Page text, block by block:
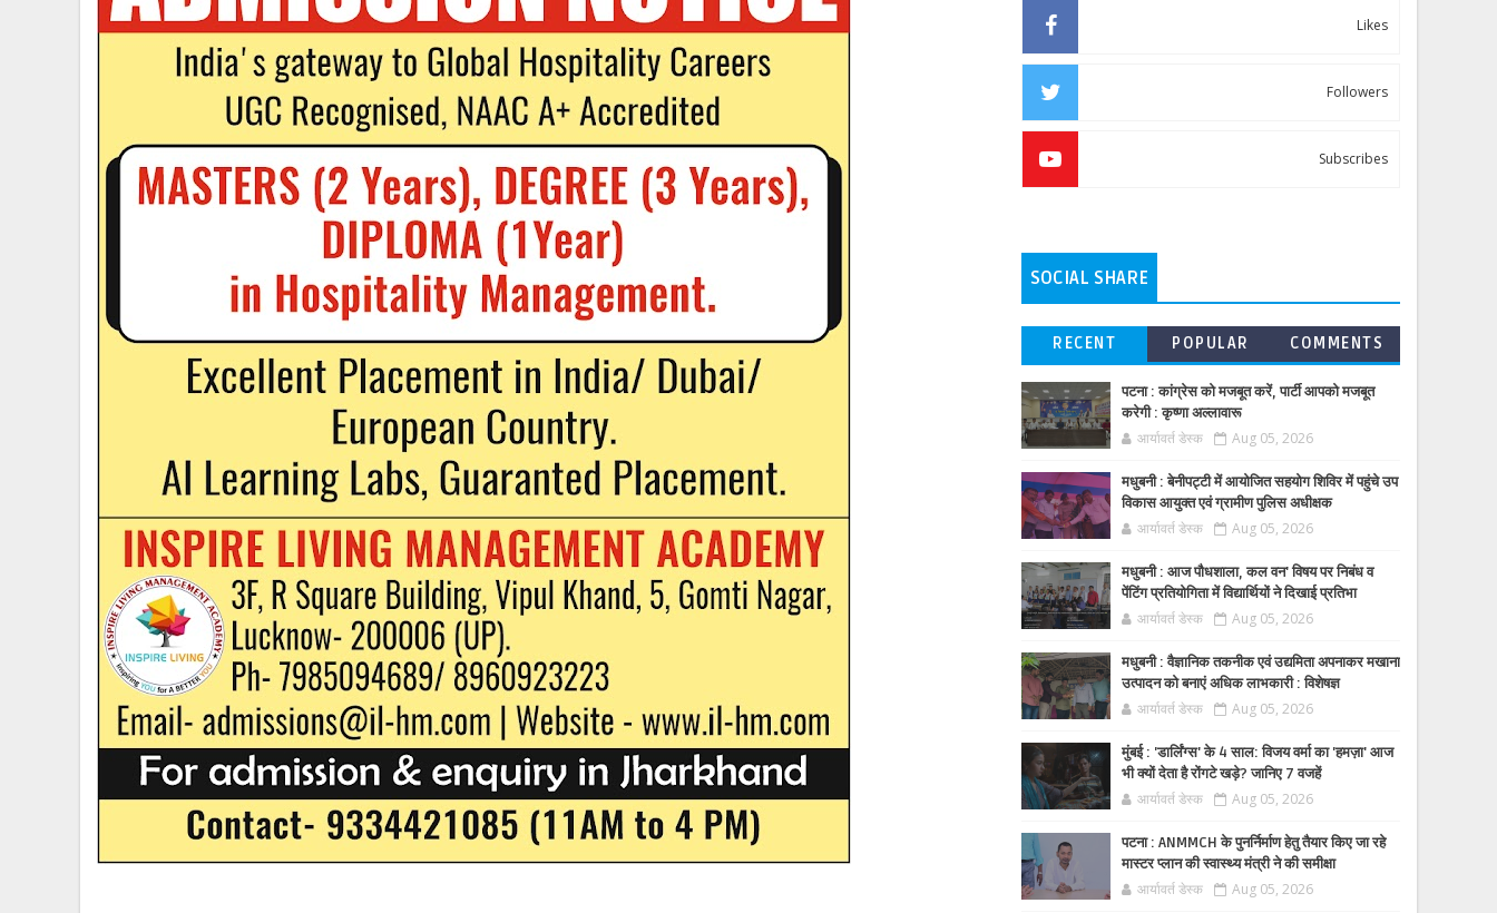
Likes
Followers
Subscribes
SOCIAL SHARE
RECENT POPULAR COMMENTS
पटना : कांग्रेस को मजबूत करें, पार्टी आपको मजबूत
करेगी : कृष्णा अल्लावारू
आर्यावर्त डेस्क Aug 05, 2026
मधुबनी : बेनीपट्टी में आयोजित सहयोग शिविर में पहुंचे उप
विकास आयुक्त एवं ग्रामीण पुलिस अधीक्षक
आर्यावर्त डेस्क Aug 05, 2026
मधुबनी : आज पौधशाला, कल वन' विषय पर निबंध व
पेंटिंग प्रतियोगिता में विद्यार्थियों ने दिखाई प्रतिभा
आर्यावर्त डेस्क Aug 05, 2026
मधुबनी : वैज्ञानिक तकनीक एवं उद्यमिता अपनाकर मखाना
उत्पादन को बनाएं अधिक लाभकारी : विशेषज्ञ
आर्यावर्त डेस्क Aug 05, 2026
मुंबई : 'डार्लिंग्स' के 4 साल: विजय वर्मा का 'हमज़ा' आज
भी क्यों देता है रोंगटे खड़े? जानिए 7 वजहें
आर्यावर्त डेस्क Aug 05, 2026
पटना : ANMMCH के पुनर्निर्माण हेतु तैयार किए जा रहे
मास्टर प्लान की स्वास्थ्य मंत्री ने की समीक्षा
आर्यावर्त डेस्क Aug 05, 2026